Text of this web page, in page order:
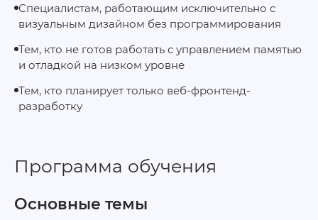
Специалистам, работающим исключительно с
визуальным дизайном без программирования
Тем, кто не готов работать с управлением памятью
и отладкой на низком уровне
Тем, кто планирует только веб‑фронтенд-
разработку
Программа обучения
Основные темы